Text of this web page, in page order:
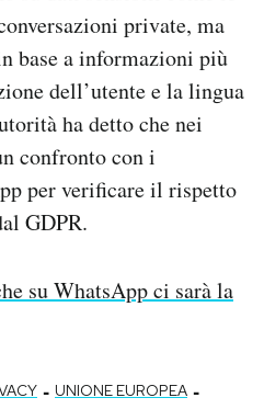
private, ma
base a informazioni più
dell’utente e la lingua
ha detto che nei
confronto con i
per verificare il rispetto
GDPR.
su WhatsApp ci sarà la
- UNIONE EUROPEA -